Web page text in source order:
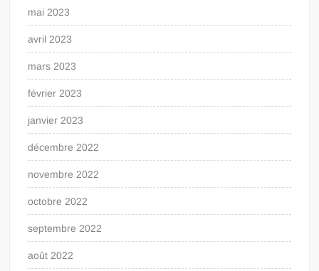
mai 2023
avril 2023
mars 2023
février 2023
janvier 2023
décembre 2022
novembre 2022
octobre 2022
septembre 2022
août 2022